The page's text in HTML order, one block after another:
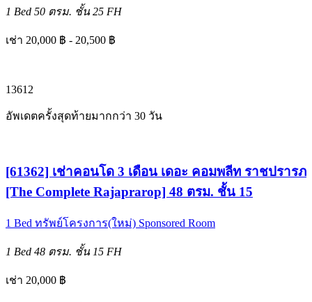
1 Bed 50 ตรม. ชั้น 25 FH
เช่า 20,000 ฿ - 20,500 ฿
13612
อัพเดตครั้งสุดท้ายมากกว่า 30 วัน
[61362] เช่าคอนโด 3 เดือน เดอะ คอมพลีท ราชปรารภ
[The Complete Rajaprarop] 48 ตรม. ชั้น 15
1 Bed ทรัพย์โครงการ(ใหม่) Sponsored Room
1 Bed 48 ตรม. ชั้น 15 FH
เช่า 20,000 ฿